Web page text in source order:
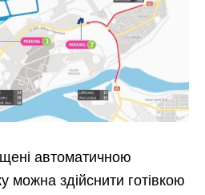
автоматичною
можна здійснити готівкою